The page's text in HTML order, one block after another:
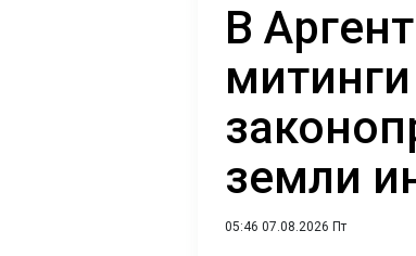
В
земли
05:46 07.08.2026 Пт